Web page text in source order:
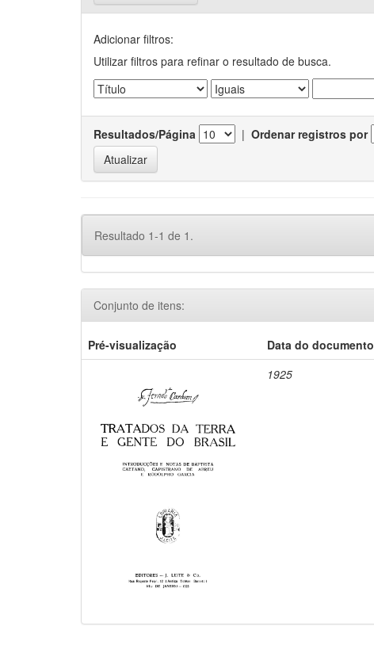
Adicionar filtros:
Utilizar filtros para refinar o resultado de busca.
Resultados/Página | Ordenar registros por
Resultado 1-1 de 1.
Conjunto de itens:
Pré-visualização Data do documento
1925